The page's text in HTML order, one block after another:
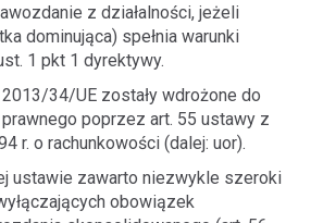
z działalności, jeżeli
dominująca) spełnia warunki
1 pkt 1 dyrektywy.
34/UE zostały wdrożone do
poprzez art. 55 ustawy z
r. o rachunkowości (dalej: uor).
ustawie zawarto niezwykle szeroki
obowiązek